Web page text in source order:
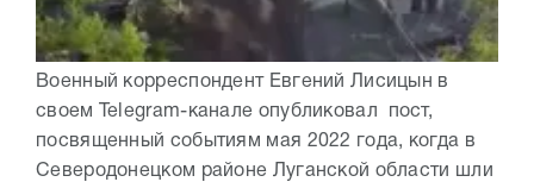
Военный корреспондент Евгений Лисицын в
своем Telegram-канале опубликовал пост,
посвященный событиям мая 2022 года, когда в
Северодонецком районе Луганской области шли